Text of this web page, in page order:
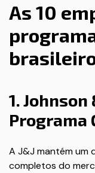
As 10
1.
Programa
A J&J mantém um
completos do